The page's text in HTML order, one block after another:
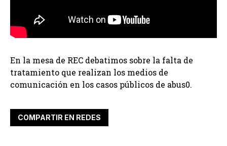
En la mesa de REC debatimos sobre la falta de
tratamiento que realizan los medios de
comunicación en los casos públicos de abus0.
COMPARTIR EN REDES